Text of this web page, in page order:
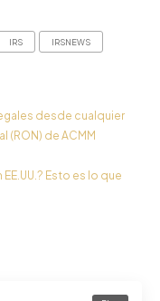
IRS IRSNEWS
desde cualquier
(RON) de ACMM
Esto es lo que